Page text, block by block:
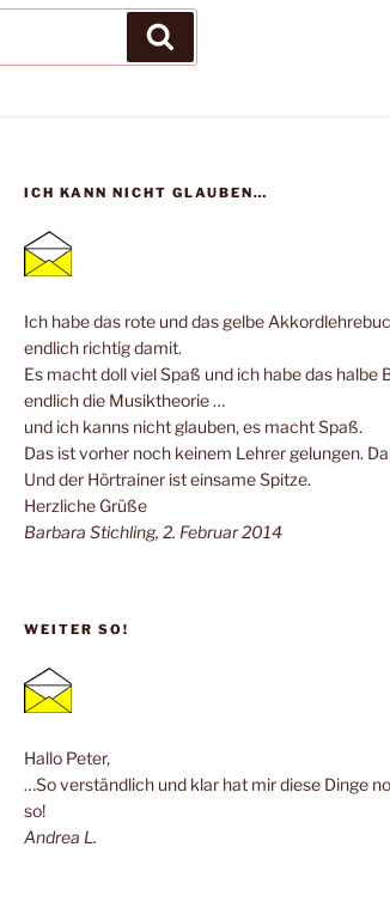
ICH KANN NICHT GLAUBEN…
Ich habe das rote und das gelbe
endlich richtig damit.
Es macht doll viel Spaß und ich habe das
endlich die Musiktheorie …
und ich kanns nicht glauben, es macht Spaß.
Das ist vorher noch keinem Lehrer gelungen.
Und der Hörtrainer ist einsame Spitze.
Herzliche Grüße
Barbara Stichling, 2. Februar 2014
WEITER SO!
Hallo Peter,
…So verständlich und klar hat mir diese Dinge
so!
Andrea L.